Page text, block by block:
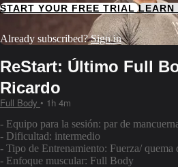
START YOUR FREE TRIALLEARN
Already subscribed?Sign in
ReStart: Último Full
Ricardo
Full Body • 1h 4m
- Equipo para la sesión: par de
- Dificultad: intermedio
- Tipo de Entrenamiento: Fuerza/ quema
- Enfoque muscular: Full Body